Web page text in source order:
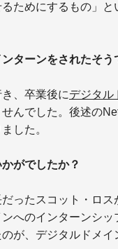
ためにするもの」
ターンをされたそう
、卒業後にデジタル
んでした。後述の
した。
がでしたか？
ったスコット・ロ
へのインターンシッ
が、デジタルドメ